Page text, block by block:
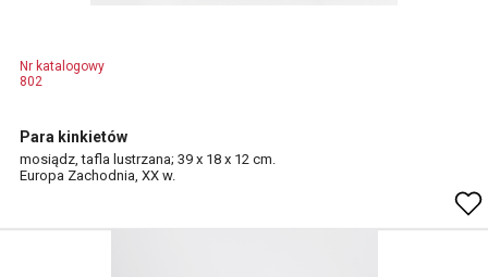
Nr katalogowy
802
Para kinkietów
mosiądz, tafla lustrzana; 39 x 18 x 12 cm.
Europa Zachodnia, XX w.